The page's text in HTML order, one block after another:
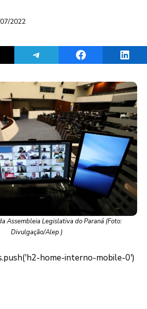
2022
on ThreadsShare on TelegramShare on Facebook
Assembleia Legislativa do Paraná (Foto:
Divulgação/Alep )